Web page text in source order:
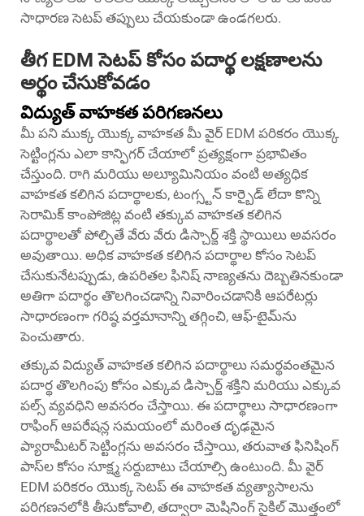
సాధారణ సెటప్ తప్పులు చేయకుండా ఉండగలరు.
తీగ EDM సెటప్ కోసం పదార్థ లక్షణాలను
అర్థం చేసుకోవడం
విద్యుత్ వాహకత పరిగణనలు
మీ పని ముక్క యొక్క వాహకత మీ వైర్ EDM పరికరం యొక్క
సెట్టింగ్లను ఎలా కాన్ఫిగర్ చేయాలో ప్రత్యక్షంగా ప్రభావితం
చేస్తుంది. రాగి మరియు అల్యూమినియం వంటి అత్యధిక
వాహకత కలిగిన పదార్థాలకు, టంగ్స్టన్ కార్బైడ్ లేదా కొన్ని
సెరామిక్ కాంపోజిట్ల వంటి తక్కువ వాహకత కలిగిన
పదార్థాలతో పోల్చితే వేరు వేరు డిస్చార్జ్ శక్తి స్థాయిలు అవసరం
అవుతాయి. అధిక వాహకత కలిగిన పదార్థాల కోసం సెటప్
చేసుకునేటప్పుడు, ఉపరితల ఫినిష్ నాణ్యతను దెబ్బతినకుండా
అతిగా పదార్థం తొలగించడాన్ని నివారించడానికి ఆపరేటర్లు
సాధారణంగా గరిష్ఠ వర్తమానాన్ని తగ్గించి, ఆఫ్-టైమ్‌ను
పెంచుతారు.
తక్కువ విద్యుత్ వాహకత కలిగిన పదార్థాలు సమర్థవంతమైన
పదార్థ తొలగింపు కోసం ఎక్కువ డిస్చార్జ్ శక్తిని మరియు ఎక్కువ
పల్స్ వ్యవధిని అవసరం చేస్తాయి. ఈ పదార్థాలు సాధారణంగా
రాఫింగ్ ఆపరేషన్ల సమయంలో మరింత దృఢమైన
ప్యారామీటర్ సెట్టింగ్లను అవసరం చేస్తాయి, తరువాత ఫినిషింగ్
పాస్‌ల కోసం సూక్ష్మ సర్దుబాటు చేయాల్సి ఉంటుంది. మీ వైర్
EDM పరికరం యొక్క సెటప్ ఈ వాహకత వ్యత్యాసాలను
పరిగణనలోకి తీసుకోవాలి, తద్వారా మెషినింగ్ సైకిల్ మొత్తంలో